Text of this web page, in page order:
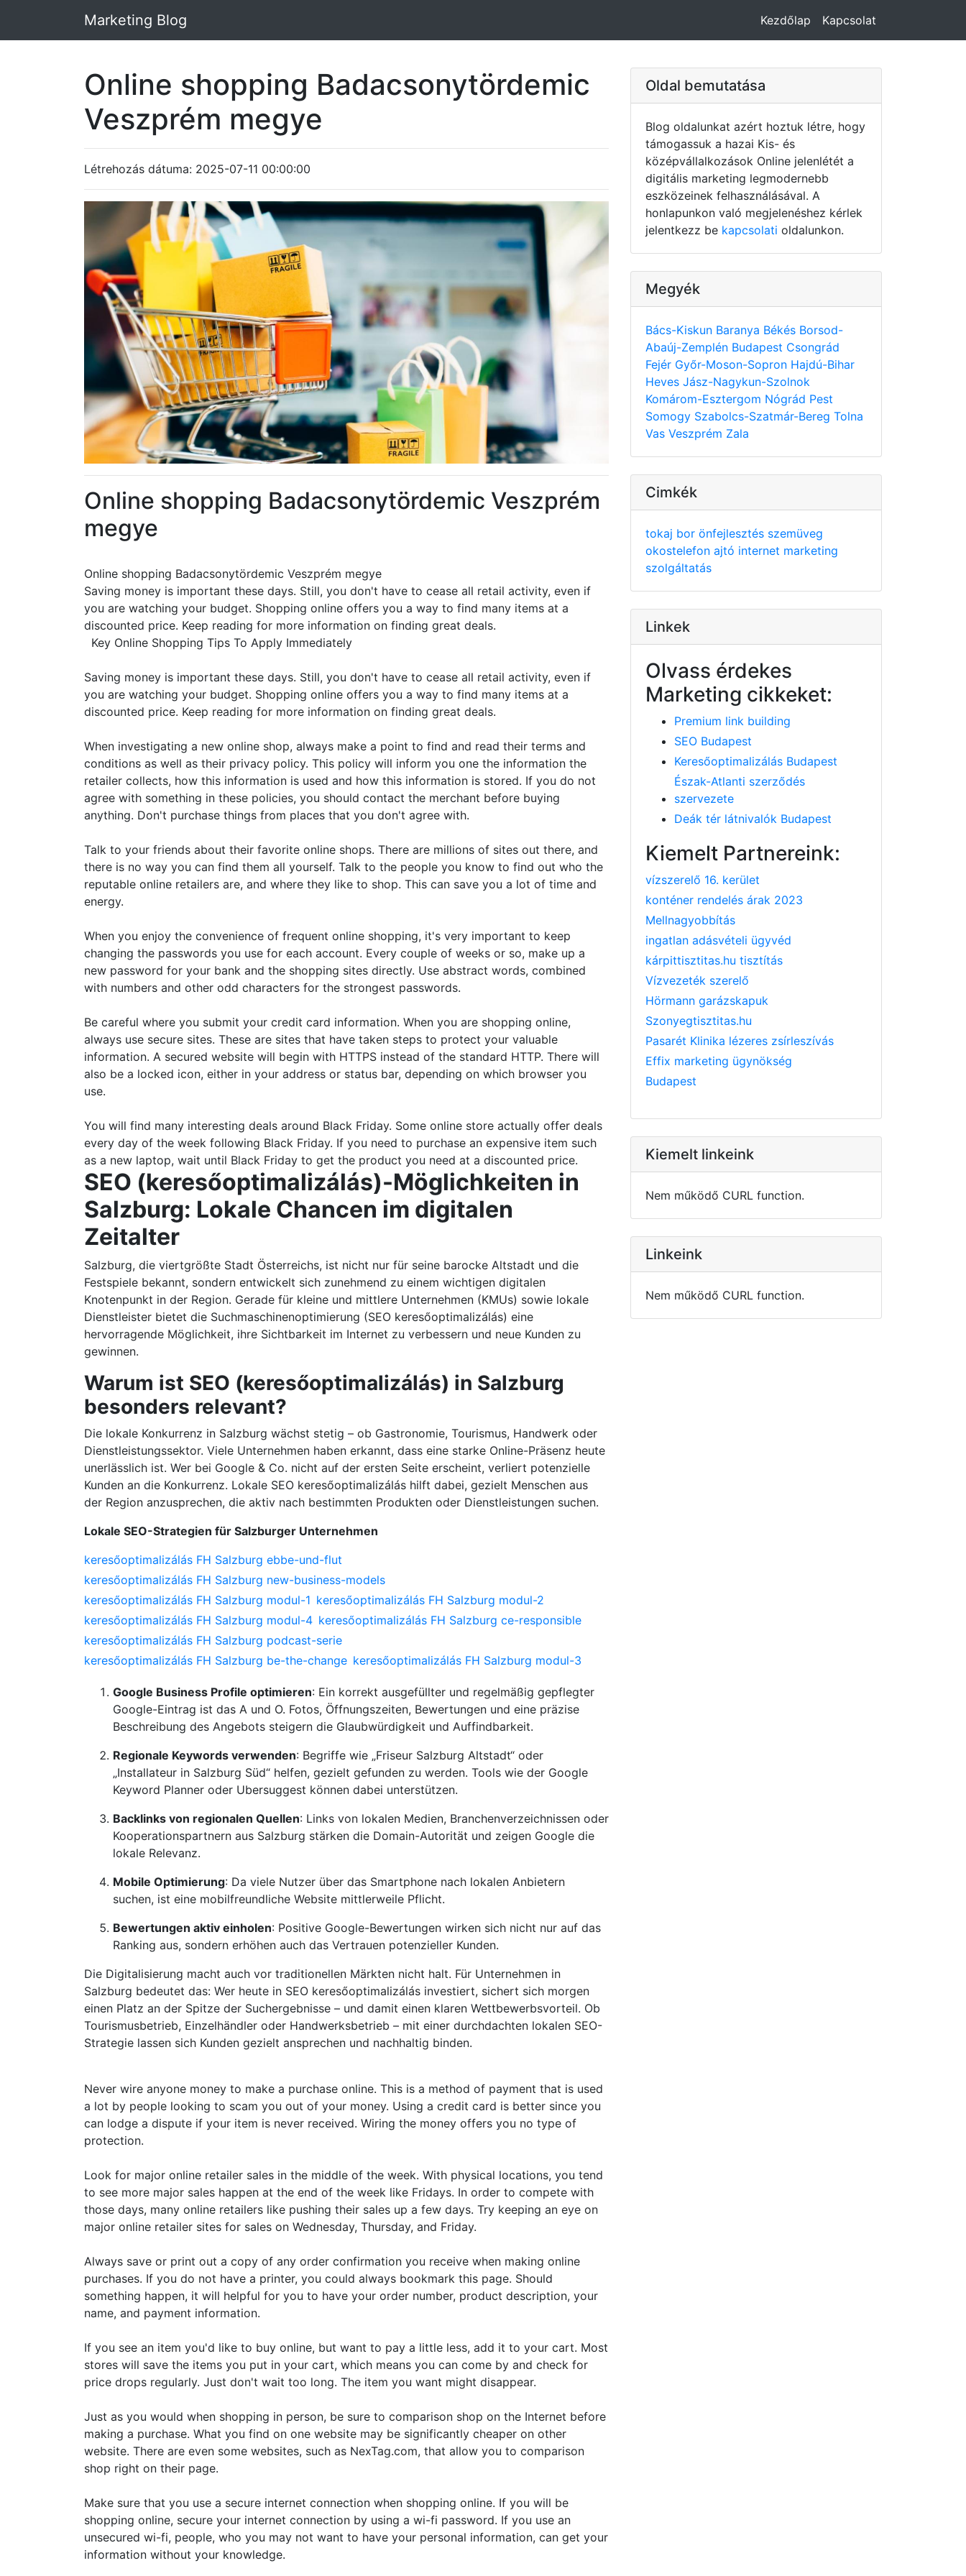
Marketing Blog Kezdőlap Kapcsolat
Online shopping Badacsonytördemic
Veszprém megye
Létrehozás dátuma: 2025-07-11 00:00:00
Online shopping Badacsonytördemic Veszprém
megye
Online shopping Badacsonytördemic Veszprém megye
Saving money is important these days. Still, you don't have to cease all retail activity, even if
you are watching your budget. Shopping online offers you a way to find many items at a
discounted price. Keep reading for more information on finding great deals.
Key Online Shopping Tips To Apply Immediately
Saving money is important these days. Still, you don't have to cease all retail activity, even if
you are watching your budget. Shopping online offers you a way to find many items at a
discounted price. Keep reading for more information on finding great deals.
When investigating a new online shop, always make a point to find and read their terms and
conditions as well as their privacy policy. This policy will inform you one the information the
retailer collects, how this information is used and how this information is stored. If you do not
agree with something in these policies, you should contact the merchant before buying
anything. Don't purchase things from places that you don't agree with.
Talk to your friends about their favorite online shops. There are millions of sites out there, and
there is no way you can find them all yourself. Talk to the people you know to find out who the
reputable online retailers are, and where they like to shop. This can save you a lot of time and
energy.
When you enjoy the convenience of frequent online shopping, it's very important to keep
changing the passwords you use for each account. Every couple of weeks or so, make up a
new password for your bank and the shopping sites directly. Use abstract words, combined
with numbers and other odd characters for the strongest passwords.
Be careful where you submit your credit card information. When you are shopping online,
always use secure sites. These are sites that have taken steps to protect your valuable
information. A secured website will begin with HTTPS instead of the standard HTTP. There will
also be a locked icon, either in your address or status bar, depending on which browser you
use.
You will find many interesting deals around Black Friday. Some online store actually offer deals
every day of the week following Black Friday. If you need to purchase an expensive item such
as a new laptop, wait until Black Friday to get the product you need at a discounted price.
SEO (keresőoptimalizálás)-Möglichkeiten in
Salzburg: Lokale Chancen im digitalen
Zeitalter
Salzburg, die viertgrößte Stadt Österreichs, ist nicht nur für seine barocke Altstadt und die
Festspiele bekannt, sondern entwickelt sich zunehmend zu einem wichtigen digitalen
Knotenpunkt in der Region. Gerade für kleine und mittlere Unternehmen (KMUs) sowie lokale
Dienstleister bietet die Suchmaschinenoptimierung (SEO keresőoptimalizálás) eine
hervorragende Möglichkeit, ihre Sichtbarkeit im Internet zu verbessern und neue Kunden zu
gewinnen.
Warum ist SEO (keresőoptimalizálás) in Salzburg
besonders relevant?
Die lokale Konkurrenz in Salzburg wächst stetig – ob Gastronomie, Tourismus, Handwerk oder
Dienstleistungssektor. Viele Unternehmen haben erkannt, dass eine starke Online-Präsenz heute
unerlässlich ist. Wer bei Google & Co. nicht auf der ersten Seite erscheint, verliert potenzielle
Kunden an die Konkurrenz. Lokale SEO keresőoptimalizálás hilft dabei, gezielt Menschen aus
der Region anzusprechen, die aktiv nach bestimmten Produkten oder Dienstleistungen suchen.
Lokale SEO-Strategien für Salzburger Unternehmen
keresőoptimalizálás FH Salzburg ebbe-und-flut
keresőoptimalizálás FH Salzburg new-business-models
keresőoptimalizálás FH Salzburg modul-1 keresőoptimalizálás FH Salzburg modul-2
keresőoptimalizálás FH Salzburg modul-4 keresőoptimalizálás FH Salzburg ce-responsible
keresőoptimalizálás FH Salzburg podcast-serie
keresőoptimalizálás FH Salzburg be-the-change keresőoptimalizálás FH Salzburg modul-3
Google Business Profile optimieren: Ein korrekt ausgefüllter und regelmäßig gepflegter
Google-Eintrag ist das A und O. Fotos, Öffnungszeiten, Bewertungen und eine präzise
Beschreibung des Angebots steigern die Glaubwürdigkeit und Auffindbarkeit.
Regionale Keywords verwenden: Begriffe wie „Friseur Salzburg Altstadt“ oder
„Installateur in Salzburg Süd“ helfen, gezielt gefunden zu werden. Tools wie der Google
Keyword Planner oder Ubersuggest können dabei unterstützen.
Backlinks von regionalen Quellen: Links von lokalen Medien, Branchenverzeichnissen oder
Kooperationspartnern aus Salzburg stärken die Domain-Autorität und zeigen Google die
lokale Relevanz.
Mobile Optimierung: Da viele Nutzer über das Smartphone nach lokalen Anbietern
suchen, ist eine mobilfreundliche Website mittlerweile Pflicht.
Bewertungen aktiv einholen: Positive Google-Bewertungen wirken sich nicht nur auf das
Ranking aus, sondern erhöhen auch das Vertrauen potenzieller Kunden.
Die Digitalisierung macht auch vor traditionellen Märkten nicht halt. Für Unternehmen in
Salzburg bedeutet das: Wer heute in SEO keresőoptimalizálás investiert, sichert sich morgen
einen Platz an der Spitze der Suchergebnisse – und damit einen klaren Wettbewerbsvorteil. Ob
Tourismusbetrieb, Einzelhändler oder Handwerksbetrieb – mit einer durchdachten lokalen SEO-
Strategie lassen sich Kunden gezielt ansprechen und nachhaltig binden.
Never wire anyone money to make a purchase online. This is a method of payment that is used
a lot by people looking to scam you out of your money. Using a credit card is better since you
can lodge a dispute if your item is never received. Wiring the money offers you no type of
protection.
Look for major online retailer sales in the middle of the week. With physical locations, you tend
to see more major sales happen at the end of the week like Fridays. In order to compete with
those days, many online retailers like pushing their sales up a few days. Try keeping an eye on
major online retailer sites for sales on Wednesday, Thursday, and Friday.
Always save or print out a copy of any order confirmation you receive when making online
purchases. If you do not have a printer, you could always bookmark this page. Should
something happen, it will helpful for you to have your order number, product description, your
name, and payment information.
If you see an item you'd like to buy online, but want to pay a little less, add it to your cart. Most
stores will save the items you put in your cart, which means you can come by and check for
price drops regularly. Just don't wait too long. The item you want might disappear.
Just as you would when shopping in person, be sure to comparison shop on the Internet before
making a purchase. What you find on one website may be significantly cheaper on other
website. There are even some websites, such as NexTag.com, that allow you to comparison
shop right on their page.
Make sure that you use a secure internet connection when shopping online. If you will be
shopping online, secure your internet connection by using a wi-fi password. If you use an
unsecured wi-fi, people, who you may not want to have your personal information, can get your
information without your knowledge.
Oldal bemutatása
Blog oldalunkat azért hoztuk létre, hogy
támogassuk a hazai Kis- és
középvállalkozások Online jelenlétét a
digitális marketing legmodernebb
eszközeinek felhasználásával. A
honlapunkon való megjelenéshez kérlek
jelentkezz be kapcsolati oldalunkon.
Megyék
Bács-Kiskun Baranya Békés Borsod-
Abaúj-Zemplén Budapest Csongrád
Fejér Győr-Moson-Sopron Hajdú-Bihar
Heves Jász-Nagykun-Szolnok
Komárom-Esztergom Nógrád Pest
Somogy Szabolcs-Szatmár-Bereg Tolna
Vas Veszprém Zala
Cimkék
tokaj bor önfejlesztés szemüveg
okostelefon ajtó internet marketing
szolgáltatás
Linkek
Olvass érdekes
Marketing cikkeket:
Premium link building
SEO Budapest
Keresőoptimalizálás Budapest
Észak-Atlanti szerződés
szervezete
Deák tér látnivalók Budapest
Kiemelt Partnereink:
vízszerelő 16. kerület
konténer rendelés árak 2023
Mellnagyobbítás
ingatlan adásvételi ügyvéd
kárpittisztitas.hu tisztítás
Vízvezeték szerelő
Hörmann garázskapuk
Szonyegtisztitas.hu
Pasarét Klinika lézeres zsírleszívás
Effix marketing ügynökség
Budapest
Kiemelt linkeink
Nem működő CURL function.
Linkeink
Nem működő CURL function.